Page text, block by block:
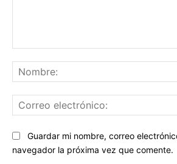
Sitio
web:
Guardar mi nombre, correo
navegador la próxima vez que comente.